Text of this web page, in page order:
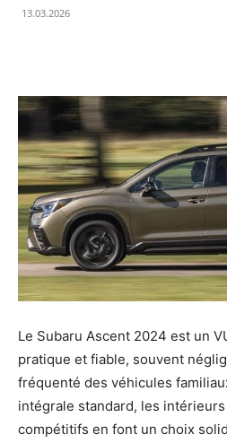
13.03.2026
Le Subaru Ascent 2024 est un
pratique et fiable, souvent
fréquenté des véhicules
intégrale standard, les
compétitifs en font un choix